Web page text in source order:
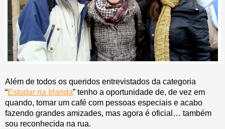
Além de todos os queridos entrevistados da categoria
“Estudar na Irlanda” tenho a oportunidade de, de vez em
quando, tomar um café com pessoas especiais e acabo
fazendo grandes amizades, mas agora é oficial… também
sou reconhecida na rua.